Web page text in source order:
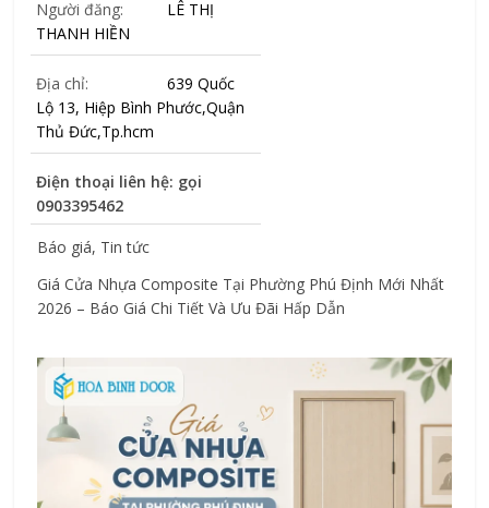
Người đăng:
LÊ THỊ
THANH HIỀN
Địa chỉ:
639 Quốc
Lộ 13, Hiệp Bình Phước,Quận
Thủ Đức,Tp.hcm
Điện thoại liên hệ: gọi
0903395462
Báo giá, Tin tức
Giá Cửa Nhựa Composite Tại Phường Phú Định Mới Nhất
2026 – Báo Giá Chi Tiết Và Ưu Đãi Hấp Dẫn